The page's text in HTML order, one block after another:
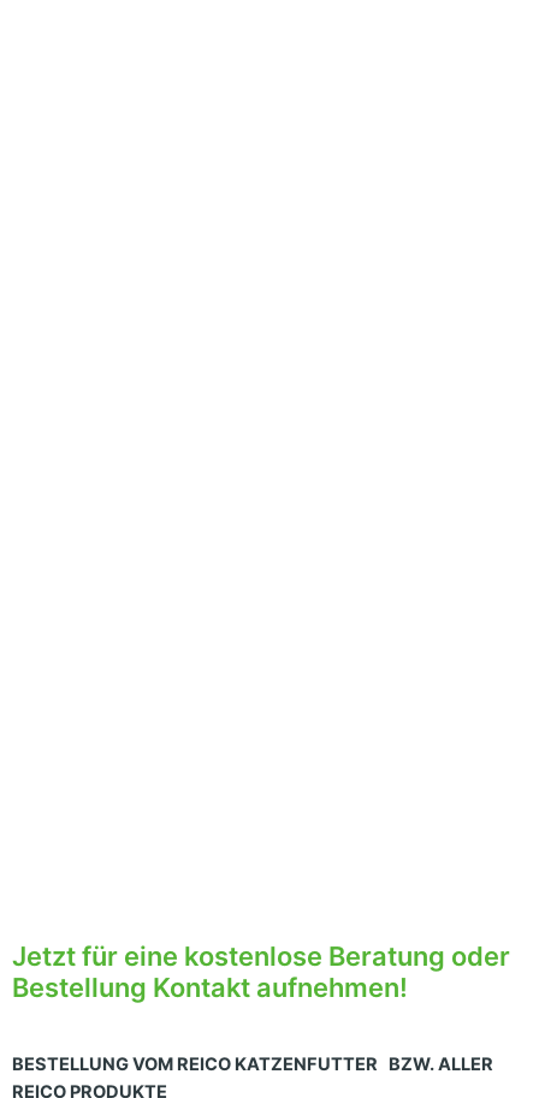
Jetzt für eine kostenlose Beratung oder
Bestellung Kontakt aufnehmen!
BESTELLUNG VOM REICO KATZENFUTTER BZW. ALLER
REICO PRODUKTE